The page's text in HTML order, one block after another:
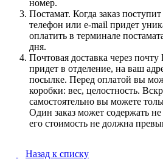
номер.
Постамат. Когда заказ
телефон или e-mail придет
оплатить в терминале
дня.
Почтовая доставка через почту
придет в отделение, на ваш
посылке. Перед оплатой вы
коробки: вес, целостность.
самостоятельно вы можете
Один заказ может содержать
его стоимость не должна
Назад к списку